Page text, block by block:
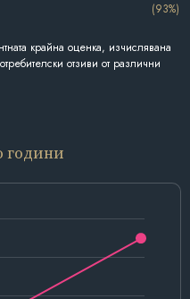
(93%)
крайна оценка, изчислявана
отзиви от различни
години